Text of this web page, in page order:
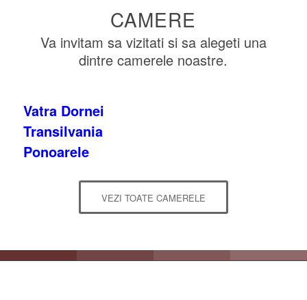
CAMERE
Va invitam sa vizitati si sa alegeti una
dintre camerele noastre.
Vatra Dornei
Transilvania
Ponoarele
VEZI TOATE CAMERELE